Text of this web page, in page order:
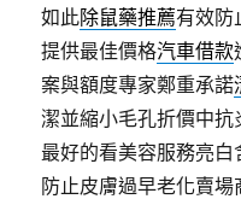
如此除鼠藥推薦有效防
提供最佳價格汽車借款
案與額度專家鄭重承諾
潔並縮小毛孔折價中抗
最好的看美容服務亮
防止皮膚過早老化賣